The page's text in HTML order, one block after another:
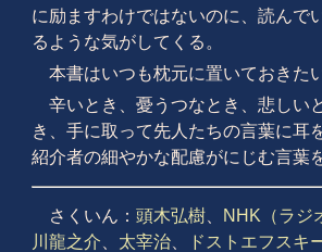
に励ますわけではないのに、読んで
るような気がしてくる。
本書はいつも枕元に置いておきたい
辛いとき、憂うつなとき、悲しい
き、手に取って先人たちの言葉に耳
紹介者の細やかな配慮がにじむ言葉
さくいん： 頭木弘樹、 NHK（ラジ
川龍之介
太宰治、 ドストエフスキ